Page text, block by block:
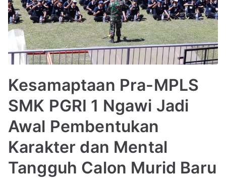
Kesamaptaan Pra-MPLS
SMK PGRI 1 Ngawi Jadi
Awal Pembentukan
Karakter dan Mental
Tangguh Calon Murid Baru